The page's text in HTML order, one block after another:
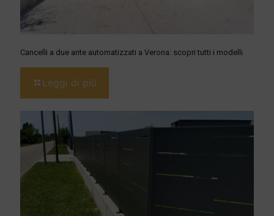
Cancelli a due ante automatizzati a Verona: scopri tutti i modelli
Leggi di più